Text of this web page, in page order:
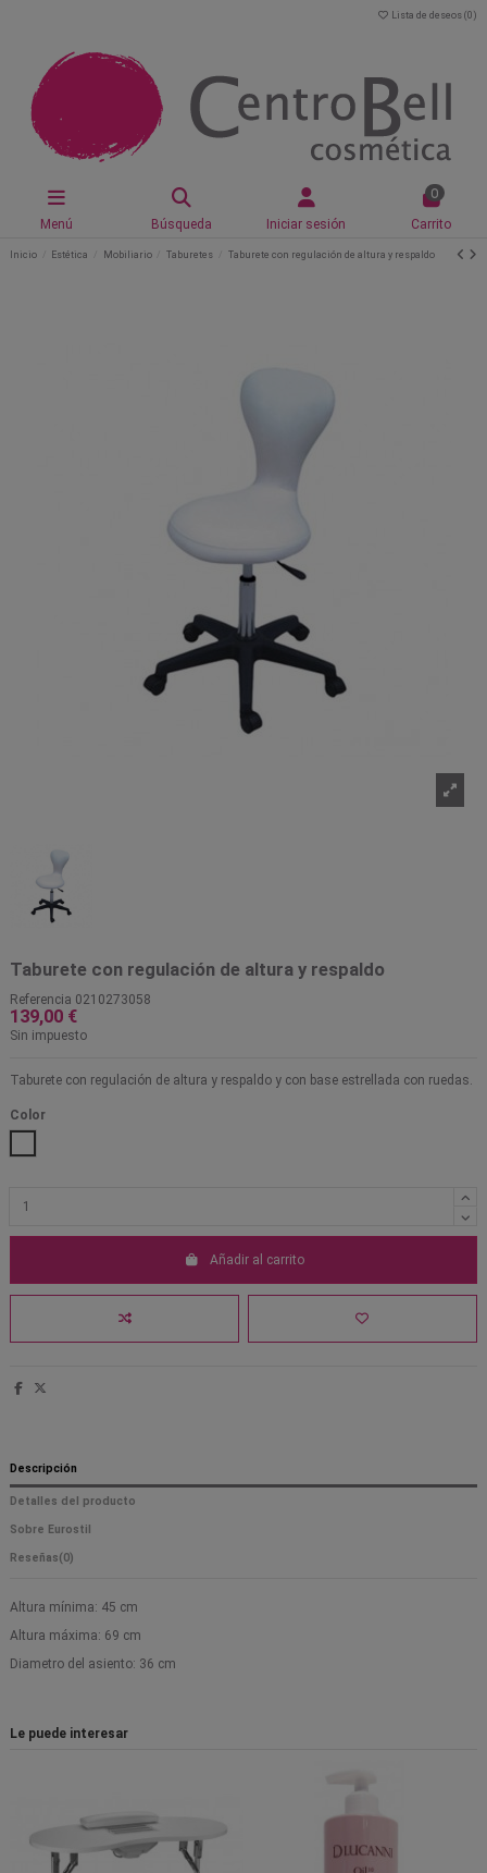
Lista de deseos (0 )
Menú Búsqueda Iniciar sesión
0
Carrito
Inicio Estética Mobiliario Taburetes Taburete con regulación de altura y respaldo
Taburete con regulación de altura y respaldo
Referencia 0210273058
139,00 €
Sin impuesto
Taburete con regulación de altura y respaldo y con base estrellada con ruedas.
Color
Añadir al carrito
Descripción
Detalles del producto
Sobre Eurostil
Reseñas(0)
Altura mínima: 45 cm
Altura máxima: 69 cm
Diametro del asiento: 36 cm
Le puede interesar